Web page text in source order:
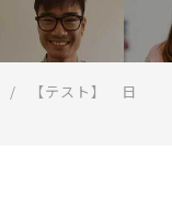
【テスト】 日